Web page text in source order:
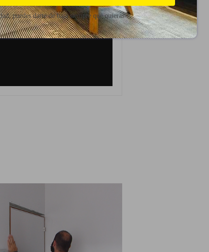
puedes darte de baja siempre que quieras